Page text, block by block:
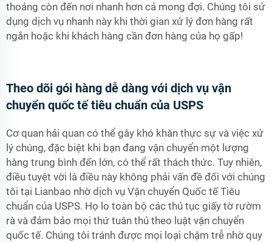
thoảng còn đến nơi nhanh hơn cả mong đợi. Chúng tôi sử
dụng dịch vụ nhanh này khi thời gian xử lý đơn hàng rất
ngắn hoặc khi khách hàng cần đơn hàng của họ gấp!
Theo dõi gói hàng dễ dàng với dịch vụ vận
chuyển quốc tế tiêu chuẩn của USPS
Cơ quan hải quan có thể gây khó khăn thực sự và việc xử
lý chúng, đặc biệt khi bạn đang vận chuyển một lượng
hàng trung bình đến lớn, có thể rất thách thức. Tuy nhiên,
điều tuyệt vời là điều này không phải vấn đề đối với chúng
tôi tại Lianbao nhờ dịch vụ Vận chuyển Quốc tế Tiêu
chuẩn của USPS. Họ lo toàn bộ các thủ tục giấy tờ rườm
rà và đảm bảo mọi thứ tuân thủ theo luật vận chuyển
quốc tế. Chúng tôi tránh được mọi loại chậm trễ nhờ quy